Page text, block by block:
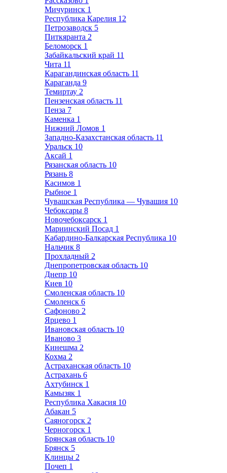
Мичуринск 1
Республика Карелия 12
Петрозаводск 5
Питкяранта 2
Беломорск 1
Забайкальский край 11
Чита 11
Карагандинская область 11
Караганда 9
Темиртау 2
Пензенская область 11
Пенза 7
Каменка 1
Нижний Ломов 1
Западно-Казахстанская область 11
Уральск 10
Аксай 1
Рязанская область 10
Рязань 8
Касимов 1
Рыбное 1
Чувашская Республика — Чувашия 10
Чебоксары 8
Новочебоксарск 1
Мариинский Посад 1
Кабардино-Балкарская Республика 10
Нальчик 8
Прохладный 2
Днепропетровская область 10
Днепр 10
Киев 10
Смоленская область 10
Смоленск 6
Сафоново 2
Ярцево 1
Ивановская область 10
Иваново 3
Кинешма 2
Кохма 2
Астраханская область 10
Астрахань 6
Ахтубинск 1
Камызяк 1
Республика Хакасия 10
Абакан 5
Саяногорск 2
Черногорск 1
Брянская область 10
Брянск 5
Клинцы 2
Почеп 1